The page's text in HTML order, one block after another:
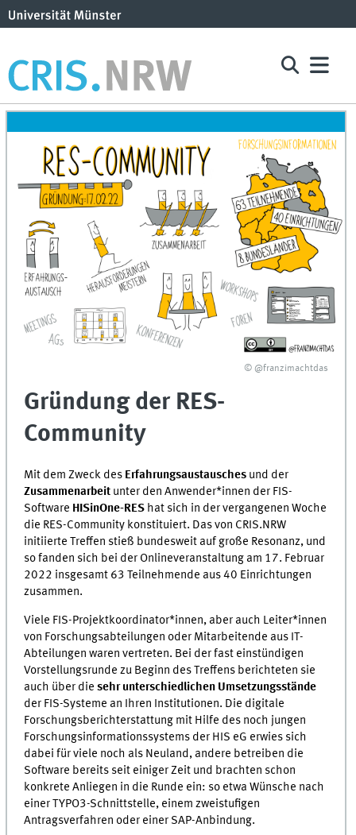
© @franzimachtdas
Gründung der RES-
Community
Mit dem Zweck des Erfahrungsaustausches und der
Zusammenarbeit unter den Anwender*innen der FIS-
Software HISinOne-RES hat sich in der vergangenen Woche
die RES-Community konstituiert. Das von CRIS.NRW
initiierte Treffen stieß bundesweit auf große Resonanz, und
so fanden sich bei der Onlineveranstaltung am 17. Februar
2022 insgesamt 63 Teilnehmende aus 40 Einrichtungen
zusammen.
Viele FIS-Projektkoordinator*innen, aber auch Leiter*innen
von Forschungsabteilungen oder Mitarbeitende aus IT-
Abteilungen waren vertreten. Bei der fast einstündigen
Vorstellungsrunde zu Beginn des Treffens berichteten sie
auch über diesehr unterschiedlichen Umsetzungsstände
der FIS-Systeme an Ihren Institutionen. Die digitale
Forschungsberichterstattung mit Hilfe des noch jungen
Forschungsinformationssystems der HIS eG erwies sich
dabei für viele noch als Neuland, andere betreiben die
Software bereits seit einiger Zeit und brachten schon
konkrete Anliegen in die Runde ein: so etwa Wünsche nach
einer TYPO3-Schnittstelle, einem zweistufigen
Antragsverfahren oder einer SAP-Anbindung.